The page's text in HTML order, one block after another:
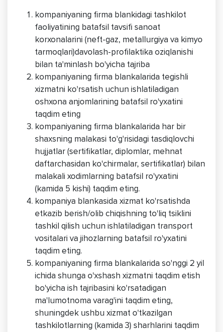
kompaniyaning firma blankidagi tashkilot
faoliyatining batafsil tavsifi sanoat
korxonalarini (neft-gaz, metallurgiya va kimyo
tarmoqlari)davolash-profilaktika oziqlanishi
bilan ta'minlash bo'yicha tajriba
kompaniyaning firma blankalarida tegishli
xizmatni ko'rsatish uchun ishlatiladigan
oshxona anjomlarining batafsil ro'yxatini
taqdim eting
kompaniyaning firma blankalarida har bir
shaxsning malakasi to'g'risidagi tasdiqlovchi
hujjatlar (sertifikatlar, diplomlar, mehnat
daftarchasidan ko'chirmalar, sertifikatlar) bilan
malakali xodimlarning batafsil ro'yxatini
(kamida 5 kishi) taqdim eting.
kompaniya blankasida xizmat ko'rsatishda
etkazib berish/olib chiqishning to'liq tsiklini
tashkil qilish uchun ishlatiladigan transport
vositalari va jihozlarning batafsil ro'yxatini
taqdim eting.
kompaniyaning firma blankalarida so'nggi 2 yil
ichida shunga o'xshash xizmatni taqdim etish
bo'yicha ish tajribasini ko'rsatadigan
ma'lumotnoma varag'ini taqdim eting,
shuningdek ushbu xizmat o'tkazilgan
tashkilotlarning (kamida 3) sharhlarini taqdim